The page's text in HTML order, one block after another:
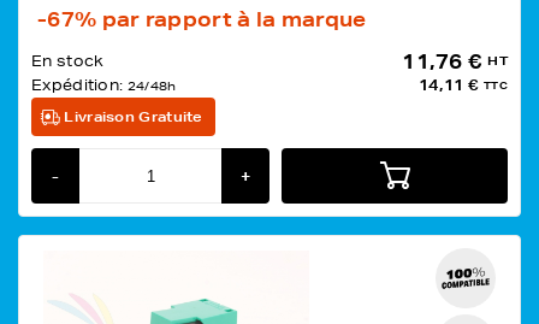
-67% par rapport à la marque
En stock
Expédition: 24/48h
11,76 € HT
14,11 € TTC
Livraison Gratuite
- +